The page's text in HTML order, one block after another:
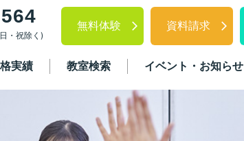
・祝除く)
無料体験 資料請求
実績 教室検索 イベント・お知らせ